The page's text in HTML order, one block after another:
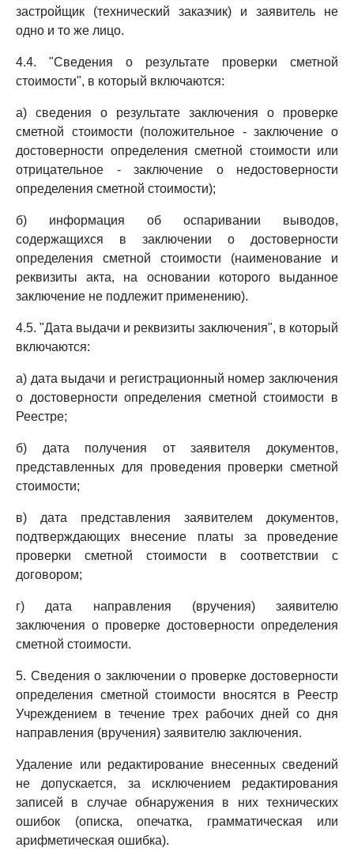
застройщик (технический заказчик) и заявитель не
одно и то же лицо.
4.4. "Сведения о результате проверки сметной
стоимости", в который включаются:
а) сведения о результате заключения о проверке
сметной стоимости (положительное - заключение о
достоверности определения сметной стоимости или
отрицательное - заключение о недостоверности
определения сметной стоимости);
б) информация об оспаривании выводов,
содержащихся в заключении о достоверности
определения сметной стоимости (наименование и
реквизиты акта, на основании которого выданное
заключение не подлежит применению).
4.5. "Дата выдачи и реквизиты заключения", в который
включаются:
а) дата выдачи и регистрационный номер заключения
о достоверности определения сметной стоимости в
Реестре;
б) дата получения от заявителя документов,
представленных для проведения проверки сметной
стоимости;
в) дата представления заявителем документов,
подтверждающих внесение платы за проведение
проверки сметной стоимости в соответствии с
договором;
г) дата направления (вручения) заявителю
заключения о проверке достоверности определения
сметной стоимости.
5. Сведения о заключении о проверке достоверности
определения сметной стоимости вносятся в Реестр
Учреждением в течение трех рабочих дней со дня
направления (вручения) заявителю заключения.
Удаление или редактирование внесенных сведений
не допускается, за исключением редактирования
записей в случае обнаружения в них технических
ошибок (описка, опечатка, грамматическая или
арифметическая ошибка).